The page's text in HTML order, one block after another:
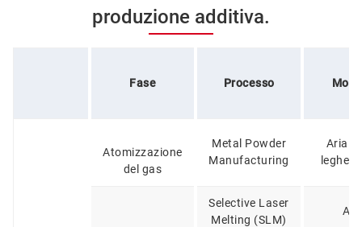
produzione additiva.
Fase Processo
Atomizzazione
del gas
Metal Powder
Manufacturing
Aria
leghe
Selective Laser
Melting (SLM)
Ar,